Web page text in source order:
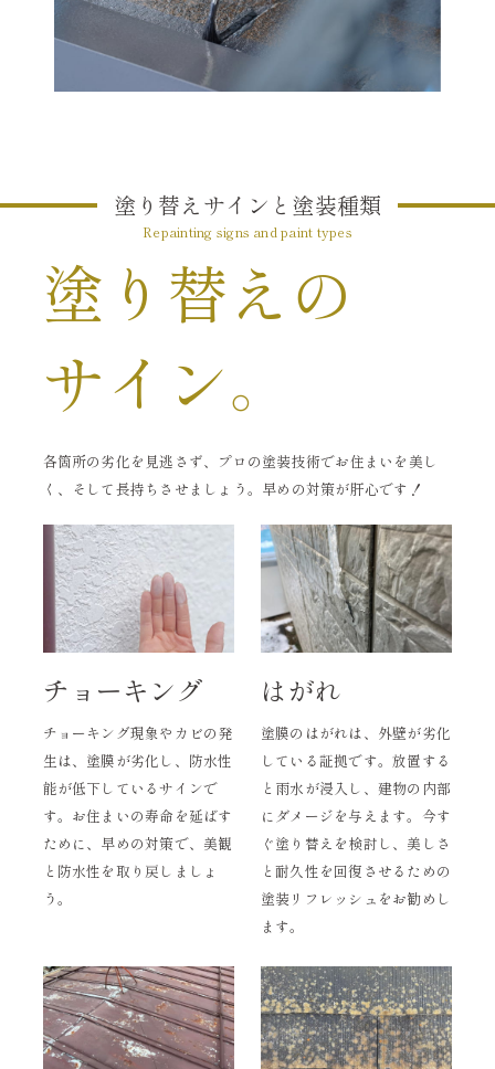
塗り替えサインと塗装種類
Repainting signs and paint types
塗り替えの
サイン。
各箇所の劣化を見逃さず、プロの塗装技術でお住まいを美し
く、そして長持ちさせましょう。早めの対策が肝心です！
チョーキング
チョーキング現象やカビの発
生は、塗膜が劣化し、防水性
能が低下しているサインで
す。お住まいの寿命を延ばす
ために、早めの対策で、美観
と防水性を取り戻しましょ
う。
はがれ
塗膜のはがれは、外壁が劣化
している証拠です。放置する
と雨水が浸入し、建物の内部
にダメージを与えます。今す
ぐ塗り替えを検討し、美しさ
と耐久性を回復させるための
塗装リフレッシュをお勧めし
ます。